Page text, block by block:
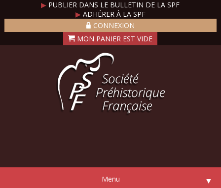
▶ PUBLIER DANS LE BULLETIN DE LA SPF
▶ADHÉRER À LA SPF
CONNEXION
Menu ▼